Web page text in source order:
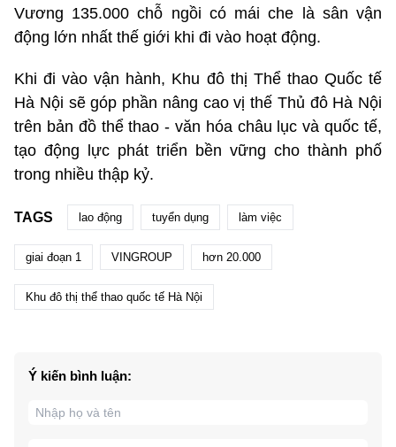
Vương 135.000 chỗ ngồi có mái che là sân vận
động lớn nhất thế giới khi đi vào hoạt động.
Khi đi vào vận hành, Khu đô thị Thể thao Quốc tế
Hà Nội sẽ góp phần nâng cao vị thế Thủ đô Hà Nội
trên bản đồ thể thao - văn hóa châu lục và quốc tế,
tạo động lực phát triển bền vững cho thành phố
trong nhiều thập kỷ.
TAGS lao động tuyển dụng làm việc
giai đoạn 1 VINGROUP hơn 20.000
Khu đô thị thể thao quốc tế Hà Nội
Ý kiến bình luận: